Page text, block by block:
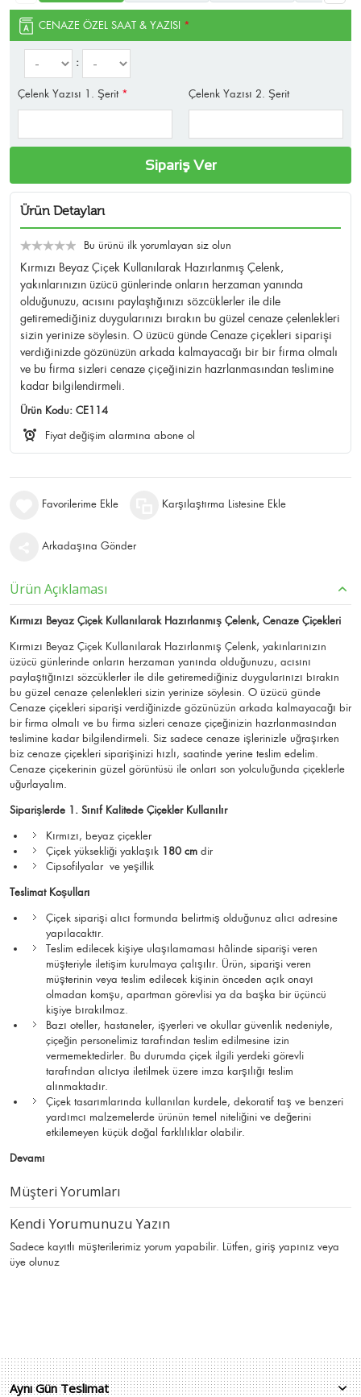
CENAZE ÖZEL SAAT & YAZISI *
:
Çelenk Yazısı 1. Şerit* Çelenk Yazısı 2. Şerit
Sipariş Ver
Ürün Detayları
Bu ürünü ilk yorumlayan siz olun
Kırmızı Beyaz Çiçek Kullanılarak Hazırlanmış Çelenk,
yakınlarınızın üzücü günlerinde onların herzaman yanında
olduğunuzu, acısını paylaştığınızı sözcüklerler ile dile
getiremediğiniz duygularınızı bırakın bu güzel cenaze çelenlekleri
sizin yerinize söylesin. O üzücü günde Cenaze çiçekleri siparişi
verdiğinizde gözünüzün arkada kalmayacağı bir bir firma olmalı
ve bu firma sizleri cenaze çiçeğinizin hazrlanmasından teslimine
kadar bilgilendirmeli.
Ürün Kodu: CE114
Fiyat değişim alarmına abone ol
Favorilerime Ekle Karşılaştırma Listesine Ekle
Arkadaşına Gönder
Ürün Açıklaması
Kırmızı Beyaz Çiçek Kullanılarak Hazırlanmış Çelenk, Cenaze Çiçekleri
Kırmızı Beyaz Çiçek Kullanılarak Hazırlanmış Çelenk, yakınlarınızın
üzücü günlerinde onların herzaman yanında olduğunuzu, acısını
paylaştığınızı sözcüklerler ile dile getiremediğiniz duygularınızı bırakın
bu güzel cenaze çelenlekleri sizin yerinize söylesin. O üzücü günde
Cenaze çiçekleri siparişi verdiğinizde gözünüzün arkada kalmayacağı bir
bir firma olmalı ve bu firma sizleri cenaze çiçeğinizin hazrlanmasından
teslimine kadar bilgilendirmeli. Siz sadece cenaze işlerinizle uğraşırken
biz cenaze çiçekleri siparişinizi hızlı, saatinde yerine teslim edelim.
Cenaze çiçekerinin güzel görüntüsü ile onları son yolculuğunda çiçeklerle
uğurlayalım.
Siparişlerde 1. Sınıf Kalitede Çiçekler Kullanılır
Kırmızı, beyaz çiçekler
Çiçek yüksekliği yaklaşık 180 cm dir
Cipsofilyalar ve yeşillik
Teslimat Koşulları
Çiçek siparişi alıcı formunda belirtmiş olduğunuz alıcı adresine
yapılacaktır.
Teslim edilecek kişiye ulaşılamaması hâlinde siparişi veren
müşteriyle iletişim kurulmaya çalışılır. Ürün, siparişi veren
müşterinin veya teslim edilecek kişinin önceden açık onayı
olmadan komşu, apartman görevlisi ya da başka bir üçüncü
kişiye bırakılmaz.
Bazı oteller, hastaneler, işyerleri ve okullar güvenlik nedeniyle,
çiçeğin personelimiz tarafından teslim edilmesine izin
vermemektedirler. Bu durumda çiçek ilgili yerdeki görevli
tarafından alıcıya iletilmek üzere imza karşılığı teslim
alınmaktadır.
Çiçek tasarımlarında kullanılan kurdele, dekoratif taş ve benzeri
yardımcı malzemelerde ürünün temel niteliğini ve değerini
etkilemeyen küçük doğal farklılıklar olabilir.
Devamı
Müşteri Yorumları
Kendi Yorumunuzu Yazın
Sadece kayıtlı müşterilerimiz yorum yapabilir. Lütfen, giriş yapınız veya
üye olunuz
Aynı Gün Teslimat